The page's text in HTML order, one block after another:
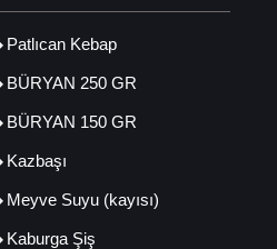
Patlıcan Kebap
BÜRYAN 250 GR
BÜRYAN 150 GR
Kazbaşı
Meyve Suyu (kayısı)
Kaburga Şiş